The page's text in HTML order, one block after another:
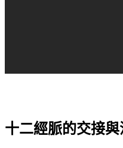
十二經脈的交接與